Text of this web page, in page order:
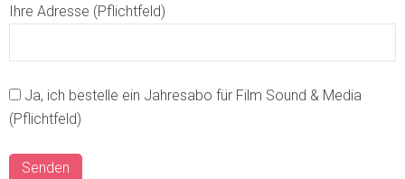
Ihre Adresse (Pflichtfeld)
Ja, ich bestelle ein Jahresabo für Film Sound & Media
(Pflichtfeld)